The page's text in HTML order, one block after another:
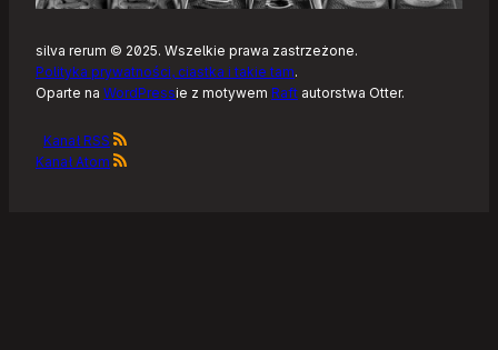
silva rerum © 2025. Wszelkie prawa zastrzeżone.
Polityka prywatności, ciastka i takie tam.
Oparte na WordPressie z motywem Raft autorstwa Otter.
Kanał RSS
Kanał Atom